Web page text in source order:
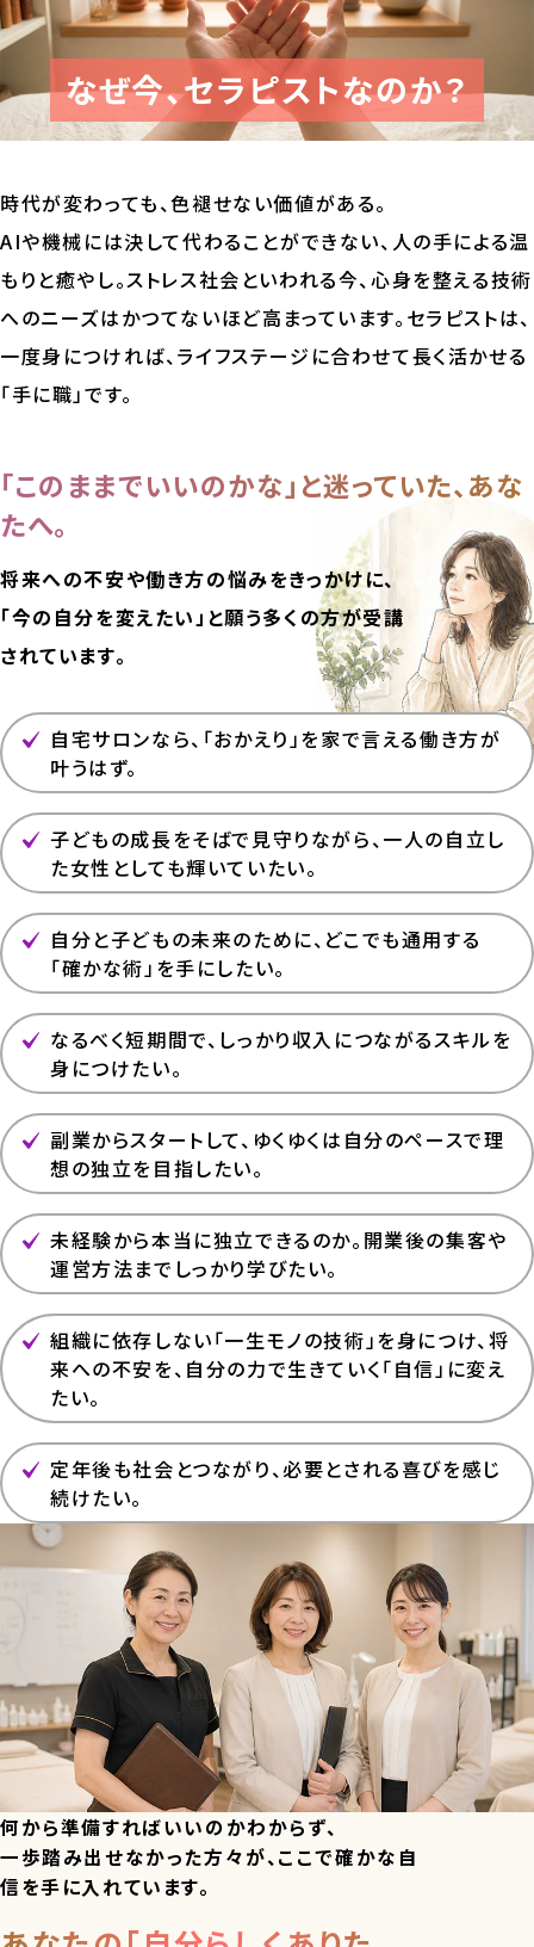
なぜ今、セラピストなのか？
時代が変わっても、色褪せない価値がある。
AIや機械には決して代わることができない、人の手による温
もりと癒やし。ストレス社会といわれる今、心身を整える技術
へのニーズはかつてないほど高まっています。セラピストは、
一度身につければ、ライフステージに合わせて長く活かせる
「手に職」です。
「このままでいいのかな」と迷っていた、あな
たへ。
将来への不安や働き方の悩みをきっかけに、
「今の自分を変えたい」と願う多くの方が受講
されています。
自宅サロンなら、「おかえり」を家で言える働き方が
叶うはず。
子どもの成長をそばで見守りながら、一人の自立し
た女性としても輝いていたい。
自分と子どもの未来のために、どこでも通用する
「確かな術」を手にしたい。
なるべく短期間で、しっかり収入につながるスキルを
身につけたい。
副業からスタートして、ゆくゆくは自分のペースで理
想の独立を目指したい。
未経験から本当に独立できるのか。開業後の集客や
運営方法までしっかり学びたい。
組織に依存しない「一生モノの技術」を身につけ、将
来への不安を、自分の力で生きていく「自信」に変え
たい。
定年後も社会とつながり、必要とされる喜びを感じ
続けたい。
何から準備すればいいのかわからず、
一歩踏み出せなかった方々が、ここで確かな自
信を手に入れています。